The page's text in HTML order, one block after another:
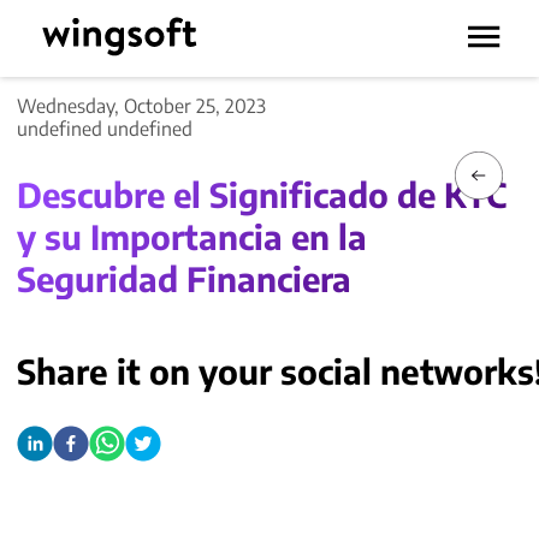
Wednesday, October 25, 2023
undefined undefined
Descubre el Significado de KYC
y su Importancia en la
Seguridad Financiera
Share it on your social